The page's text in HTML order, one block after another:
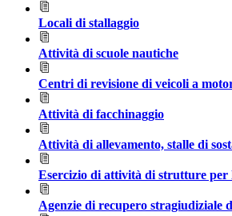
Locali di stallaggio
Attività di scuole nautiche
Centri di revisione di veicoli a
Attività di facchinaggio
Attività di allevamento, stalle di
Esercizio di attività di strutture per
Agenzie di recupero stragiudiziale